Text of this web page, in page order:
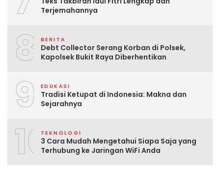
Terjemahannya
8 BERITA
Debt Collector Serang Korban di Polsek,
Kapolsek Bukit Raya Diberhentikan
9 EDUKASI
Tradisi Ketupat di Indonesia: Makna dan
Sejarahnya
10TEKNOLOGI
3 Cara Mudah Mengetahui Siapa Saja yang
Terhubung ke Jaringan WiFi Anda